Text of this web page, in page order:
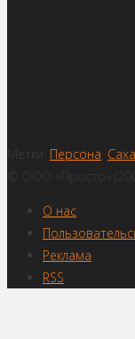
Метки: Персона
© ООО «Просто»
О нас
Реклама
RSS